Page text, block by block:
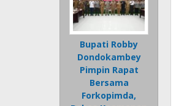
Bupati Robby
Dondokambey
Pimpin Rapat
Bersama
Forkopimda,